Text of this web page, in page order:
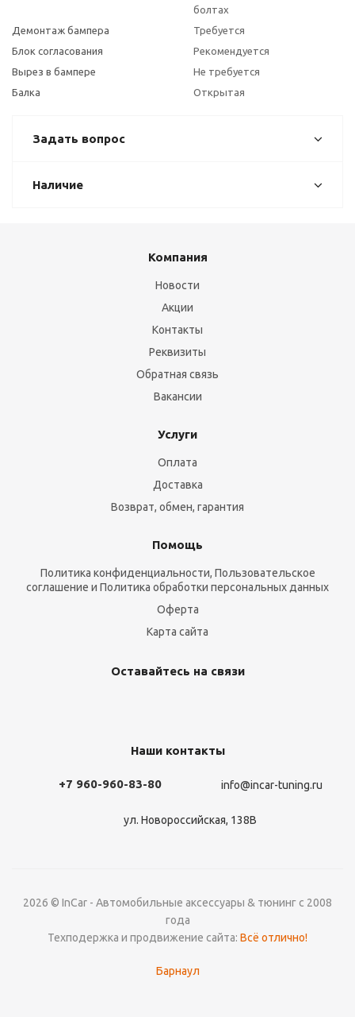
болтах
Демонтаж бампера
Требуется
Блок согласования
Рекомендуется
Вырез в бампере
Не требуется
Балка
Открытая
Задать вопрос
Наличие
Компания
Новости
Акции
Контакты
Реквизиты
Обратная связь
Вакансии
Услуги
Оплата
Доставка
Возврат, обмен, гарантия
Помощь
Политика конфиденциальности, Пользовательское
соглашение и Политика обработки персональных данных
Оферта
Карта сайта
Оставайтесь на связи
Наши контакты
+7 960-960-83-80 info@incar-tuning.ru
ул. Новороссийская, 138В
2026 © InCar - Автомобильные аксессуары & тюнинг с 2008
года
Техподержка и продвижение сайта: Всё отлично!
Барнаул